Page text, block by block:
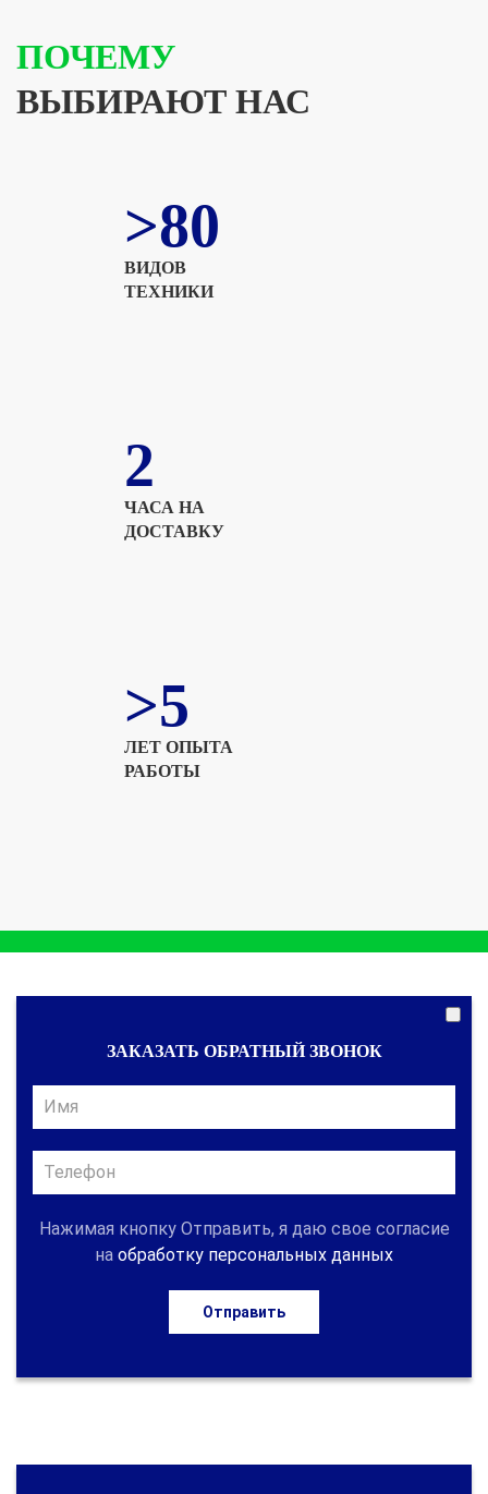
ПОЧЕМУ
ВЫБИРАЮТ НАС
>80
ВИДОВ
ТЕХНИКИ
2
ЧАСА НА
ДОСТАВКУ
>5
ЛЕТ ОПЫТА
РАБОТЫ
ЗАКАЗАТЬ ОБРАТНЫЙ ЗВОНОК
Нажимая кнопку Отправить, я даю свое согласие
на обработку персональных данных
Отправить